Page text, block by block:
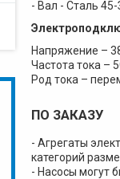
- Вал - Сталь
Напряжение –
Частота тока –
Род тока –
ПО ЗАКАЗУ
- Агрегаты
категорий
- Насосы могут